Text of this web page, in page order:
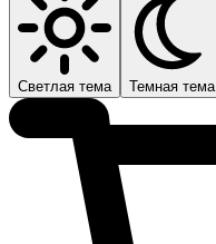
Светлая тема Темная тема